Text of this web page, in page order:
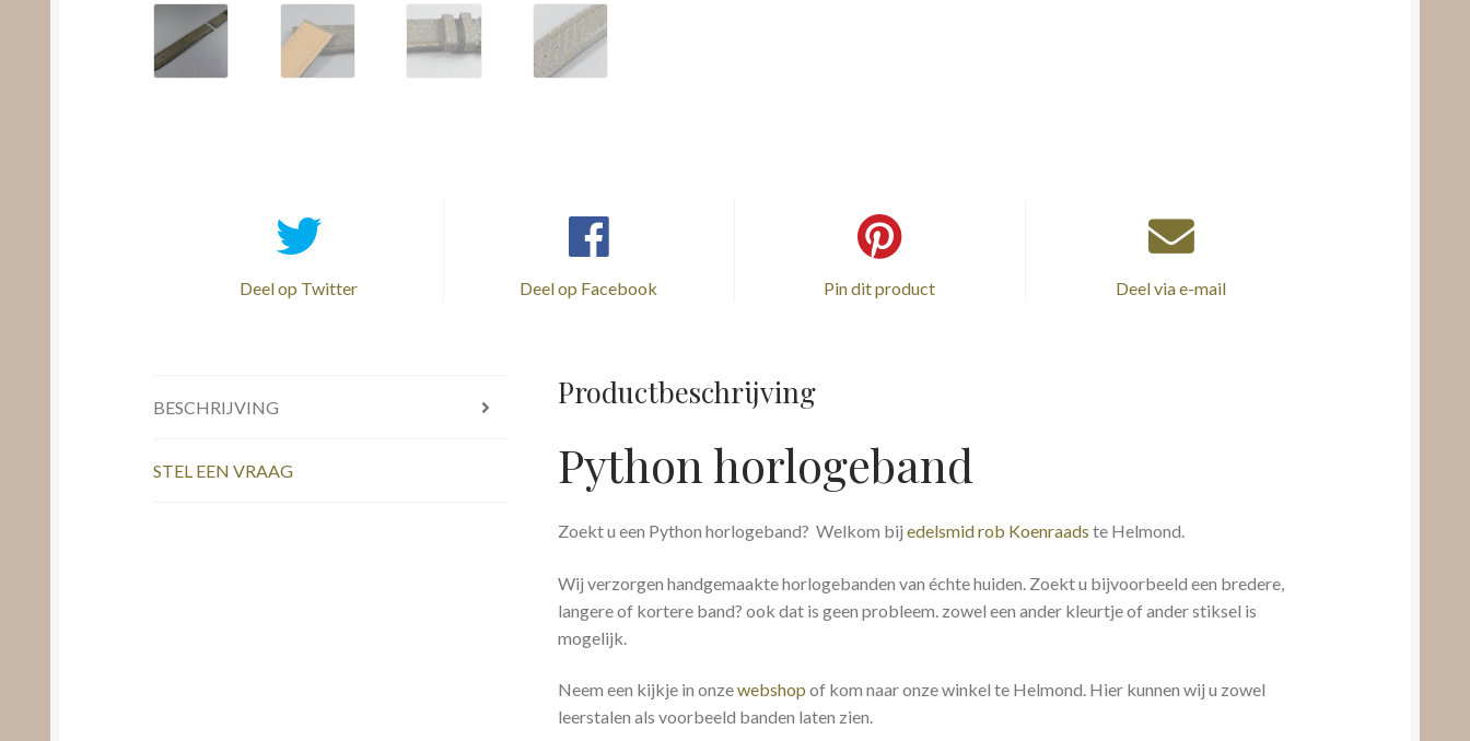
Deel op Twitter Deel op Facebook Pin dit product Deel via e-mail
BESCHRIJVING
STEL EEN VRAAG
Productbeschrijving
Python horlogeband
Zoekt u een Python horlogeband? Welkom bijedelsmid rob Koenraads te Helmond.
Wij verzorgen handgemaakte horlogebanden van échte huiden. Zoekt u bijvoorbeeld een bredere,
langere of kortere band? ook dat is geen probleem. zowel een ander kleurtje of ander stiksel is
mogelijk.
Neem een kijkje in onzewebshop of kom naar onze winkel te Helmond. Hier kunnen wij u zowel
leerstalen als voorbeeld banden laten zien.